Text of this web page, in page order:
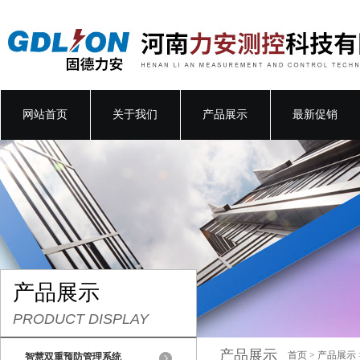
网站首页 关于我们 产品展示 最新促销
产品展示
PRODUCT DISPLAY
智慧双重预防管理系统 产品展示 首页 > 产品展示